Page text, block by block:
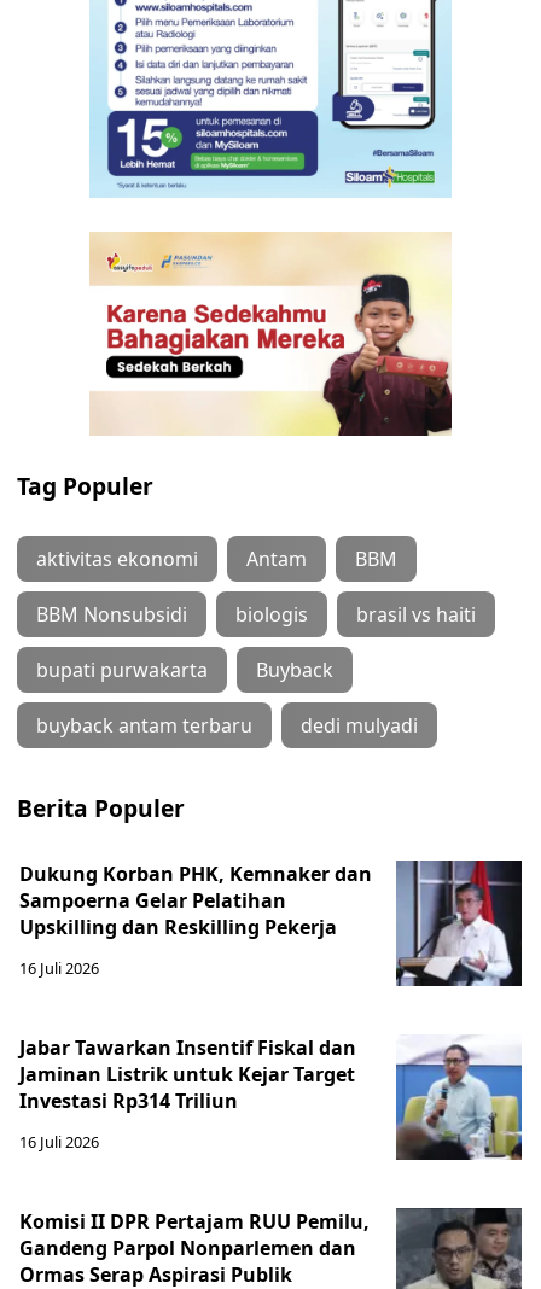
Tag Populer
aktivitas ekonomi Antam BBM
BBM Nonsubsidi biologis brasil vs haiti
bupati purwakarta Buyback
buyback antam terbaru dedi mulyadi
Berita Populer
Dukung Korban PHK, Kemnaker dan
Sampoerna Gelar Pelatihan
Upskilling dan Reskilling Pekerja
16 Juli 2026
Jabar Tawarkan Insentif Fiskal dan
Jaminan Listrik untuk Kejar Target
Investasi Rp314 Triliun
16 Juli 2026
Komisi II DPR Pertajam RUU Pemilu,
Gandeng Parpol Nonparlemen dan
Ormas Serap Aspirasi Publik